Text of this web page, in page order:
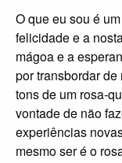
O que eu sou é
felicidade e a
mágoa e a
por transbordar
tons de um rosa-
vontade de não
experiências
mesmo ser é o